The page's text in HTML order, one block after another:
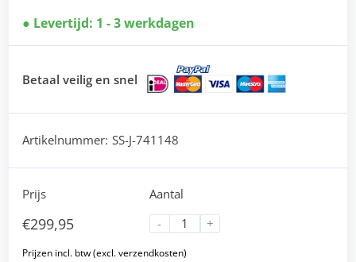
Levertijd: 1 - 3 werkdagen
Betaal veilig en snel
Artikelnummer: SS-J-741148
Prijs
€299,95
Aantal
-
+